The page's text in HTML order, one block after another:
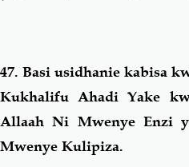
47. Basi usidhanie kabisa
Kukhalifu Ahadi Yake
Allaah Ni Mwenye Enzi
Mwenye Kulipiza.